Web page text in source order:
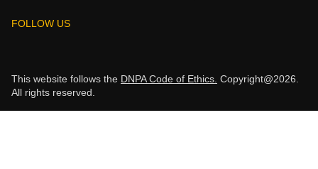
FOLLOW US
This website follows the DNPA Code of Ethics. Copyright@2026.
All rights reserved.